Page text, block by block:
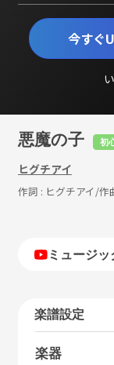
今すぐ
悪魔の子 初
ヒグチアイ
作詞 : ヒグチアイ/作
ミュージッ
楽譜設定
楽器